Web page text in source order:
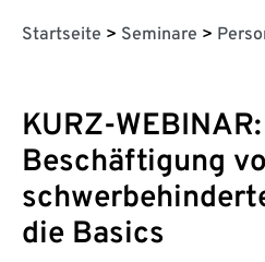
Startseite > Seminare >
KURZ-WEBINAR:
Beschäftigung
die Basics